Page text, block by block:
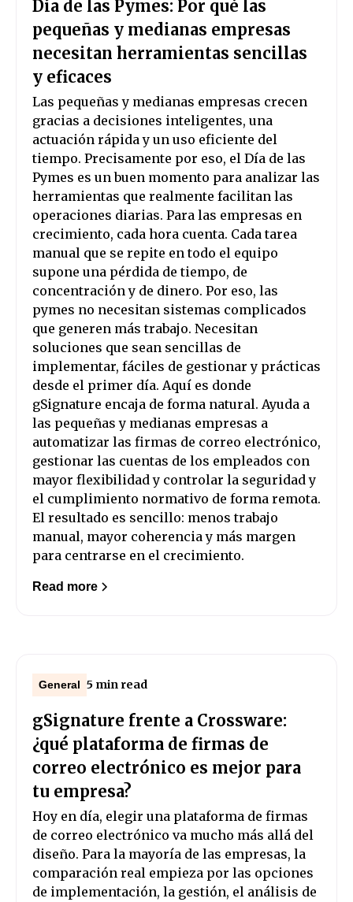
Día de las Pymes: Por qué las
pequeñas y medianas empresas
necesitan herramientas sencillas
y eficaces
Las pequeñas y medianas empresas crecen
gracias a decisiones inteligentes, una
actuación rápida y un uso eficiente del
tiempo. Precisamente por eso, el Día de las
Pymes es un buen momento para analizar las
herramientas que realmente facilitan las
operaciones diarias. Para las empresas en
crecimiento, cada hora cuenta. Cada tarea
manual que se repite en todo el equipo
supone una pérdida de tiempo, de
concentración y de dinero. Por eso, las
pymes no necesitan sistemas complicados
que generen más trabajo. Necesitan
soluciones que sean sencillas de
implementar, fáciles de gestionar y prácticas
desde el primer día. Aquí es donde
gSignature encaja de forma natural. Ayuda a
las pequeñas y medianas empresas a
automatizar las firmas de correo electrónico,
gestionar las cuentas de los empleados con
mayor flexibilidad y controlar la seguridad y
el cumplimiento normativo de forma remota.
El resultado es sencillo: menos trabajo
manual, mayor coherencia y más margen
para centrarse en el crecimiento.
Read more
General 5 min read
gSignature frente a Crossware:
¿qué plataforma de firmas de
correo electrónico es mejor para
tu empresa?
Hoy en día, elegir una plataforma de firmas
de correo electrónico va mucho más allá del
diseño. Para la mayoría de las empresas, la
comparación real empieza por las opciones
de implementación, la gestión, el análisis de